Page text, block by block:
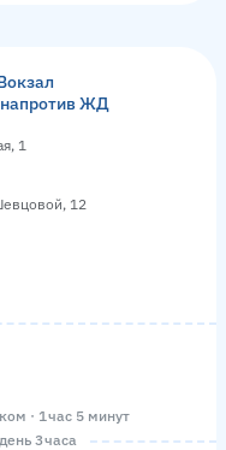
ЖД
1
12
· 1 час 5 минут
3 часа